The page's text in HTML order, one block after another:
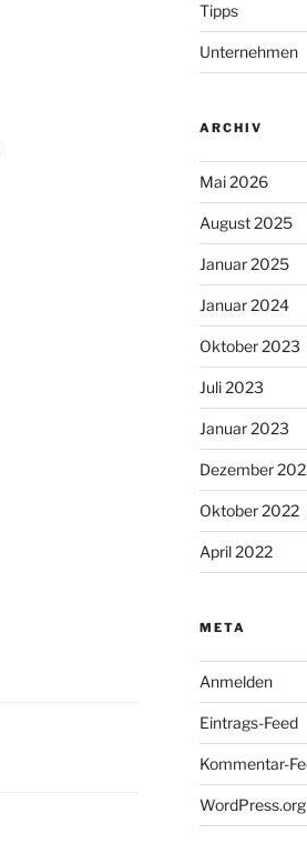
Tipps
Unternehmen
ARCHIV
Mai 2026
August 2025
Januar 2025
Januar 2024
Oktober 2023
Juli 2023
Januar 2023
Dezember
Oktober 2022
April 2022
META
Anmelden
Eintrags-Feed
Kommentar-
WordPress.org